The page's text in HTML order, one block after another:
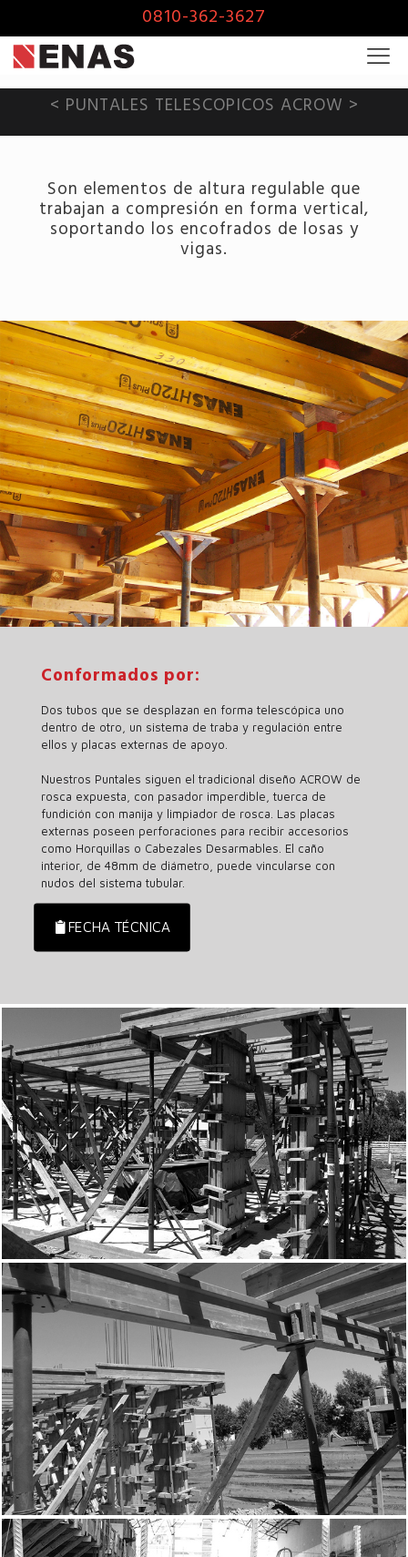
0810-362-3627
< PUNTALES TELESCOPICOS ACROW >
Son elementos de altura regulable que
trabajan a compresión en forma vertical,
soportando los encofrados de losas y
vigas.
Conformados por:
Dos tubos que se desplazan en forma telescópica uno
dentro de otro, un sistema de traba y regulación entre
ellos y placas externas de apoyo.
Nuestros Puntales siguen el tradicional diseño ACROW de
rosca expuesta, con pasador imperdible, tuerca de
fundición con manija y limpiador de rosca. Las placas
externas poseen perforaciones para recibir accesorios
como Horquillas o Cabezales Desarmables. El caño
interior, de 48mm de diámetro, puede vincularse con
nudos del sistema tubular.
FECHA TÉCNICA